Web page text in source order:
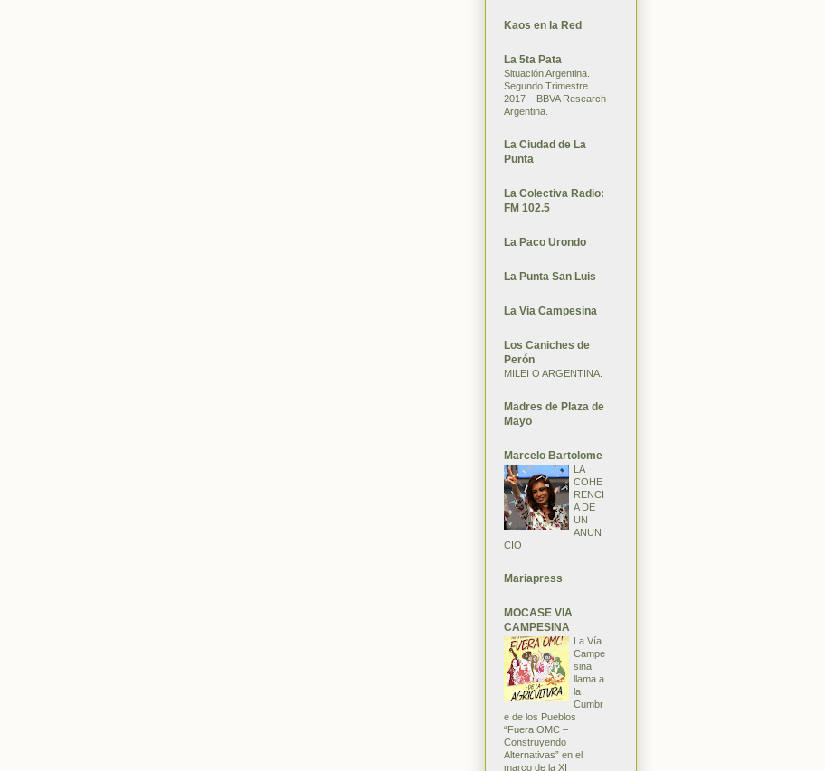
Kaos en la Red
La 5ta Pata
Situación Argentina.
Segundo Trimestre
2017 – BBVA Research
Argentina.
La Ciudad de La
Punta
La Colectiva Radio:
FM 102.5
La Paco Urondo
La Punta San Luis
La Via Campesina
Los Caniches de
Perón
MILEI O ARGENTINA.
Madres de Plaza de
Mayo
Marcelo Bartolome
LA
COHE
RENCI
A DE
UN
ANUN
CIO
Mariapress
MOCASE VIA
CAMPESINA
La Vía
Campe
sina
llama a
la
Cumbr
e de los Pueblos
“Fuera OMC –
Construyendo
Alternativas” en el
marco de la XI